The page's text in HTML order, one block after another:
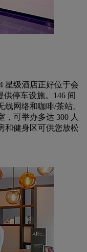
星级酒店正好位于会
停车设施。146 间
网络和咖啡/茶站。
可举办多达 300 人
和健身区可供您放松